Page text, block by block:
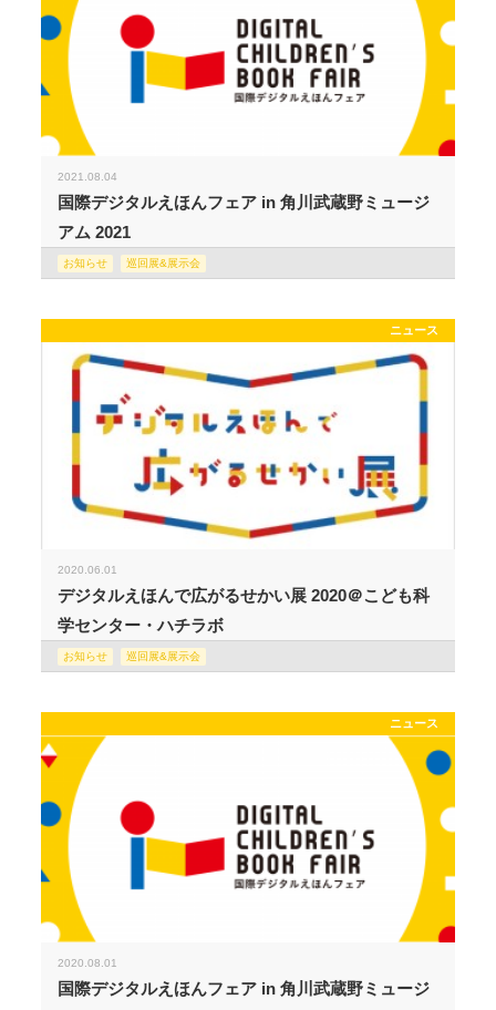
2021.08.04
国際デジタルえほんフェア in 角川武蔵野ミュージ
アム 2021
お知らせ 巡回展&展示会
ニュース
2020.06.01
デジタルえほんで広がるせかい展 2020＠こども科
学センター・ハチラボ
お知らせ 巡回展&展示会
ニュース
2020.08.01
国際デジタルえほんフェア in 角川武蔵野ミュージ